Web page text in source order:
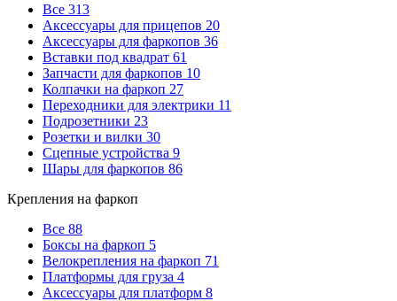
Все 313
Аксессуары для прицепов 20
Аксессуары для фаркопов 36
Вставки под квадрат 61
Запчасти для фаркопов 10
Колпачки на фаркоп 27
Переходники для электрики 11
Подрозетники 23
Розетки и вилки 30
Сцепные устройства 9
Шары для фаркопов 86
Крепления на фаркоп
Все 88
Боксы на фаркоп 5
Велокрепления на фаркоп 71
Платформы для груза 4
Аксессуары для платформ 8